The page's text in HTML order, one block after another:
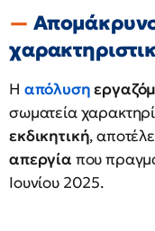
Η απόλυση
σωματεία
εκδικητική,
απεργία που
Ιουνίου 2025.